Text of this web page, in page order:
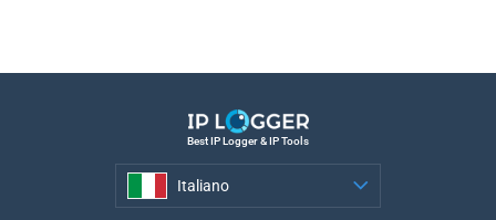
Best IP Logger & IP Tools
Italiano